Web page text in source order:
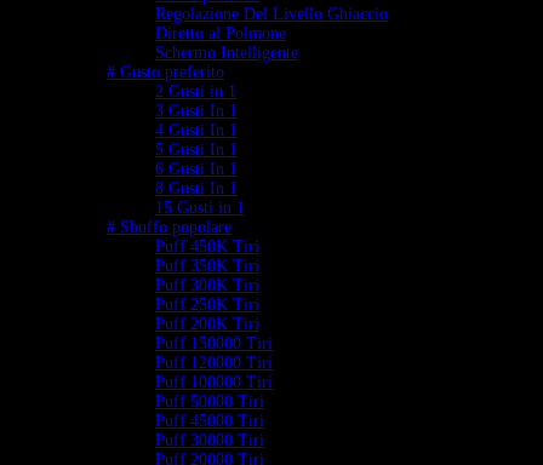
Regolazione Del Livello Ghiaccio
Diretto al Polmone
Schermo Intelligente
# Gusto preferito
2 Gusti in 1
3 Gusti In 1
4 Gusti In 1
5 Gusti In 1
6 Gusti In 1
8 Gusti In 1
15 Gusti in 1
# Sbuffo popolare
Puff 450K Tiri
Puff 350K Tiri
Puff 300K Tiri
Puff 250K Tiri
Puff 200K Tiri
Puff 150000 Tiri
Puff 120000 Tiri
Puff 100000 Tiri
Puff 50000 Tiri
Puff 45000 Tiri
Puff 30000 Tiri
Puff 20000 Tiri